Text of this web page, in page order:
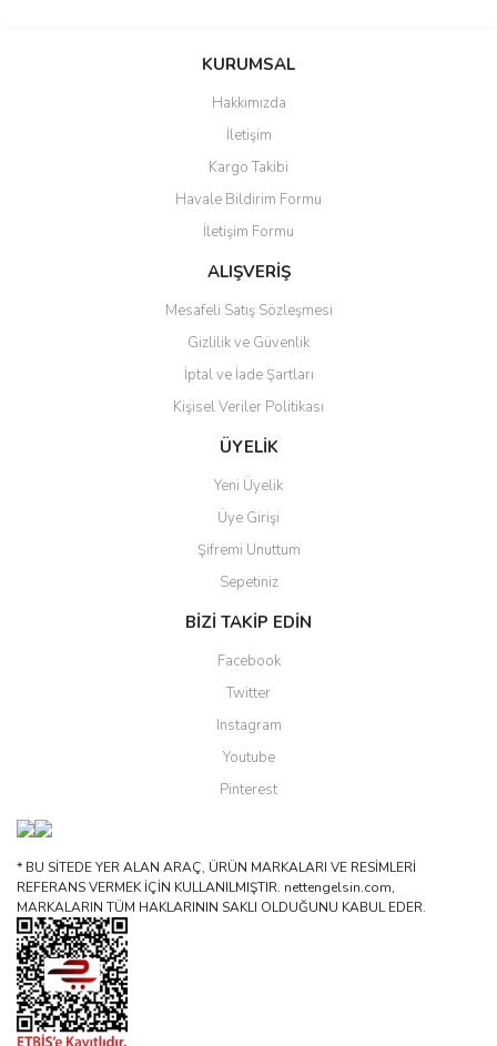
Bu ürüne ilk yorumu siz yapın!
Yorum Yaz
Ürün resmi kalitesiz, bozuk veya görüntülenemiyor.
Ürün açıklamasında eksik bilgiler bulunuyor.
Ürün bilgilerinde hatalar bulunuyor.
Ürün fiyatı diğer sitelerden daha pahalı.
Bu ürüne benzer farklı alternatifler olmalı.
Gönder
KURUMSAL
Hakkımızda
İletişim
Kargo Takibi
Havale Bildirim Formu
İletişim Formu
ALIŞVERİŞ
Mesafeli Satış Sözleşmesi
Gizlilik ve Güvenlik
İptal ve İade Şartları
Kişisel Veriler Politikası
ÜYELİK
Yeni Üyelik
Üye Girişi
Şifremi Unuttum
Sepetiniz
BİZİ TAKİP EDİN
Facebook
Twitter
Instagram
Youtube
Pinterest
* BU SİTEDE YER ALAN ARAÇ, ÜRÜN MARKALARI VE RESİMLERİ
REFERANS VERMEK İÇİN KULLANILMIŞTIR. nettengelsin.com,
MARKALARIN TÜM HAKLARININ SAKLI OLDUĞUNU KABUL EDER.